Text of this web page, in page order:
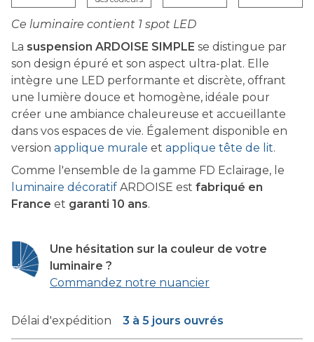
Ce luminaire contient 1 spot LED
La suspension ARDOISE SIMPLE se distingue par
son design épuré et son aspect ultra-plat. Elle
intègre une LED performante et discrète, offrant
une lumière douce et homogène, idéale pour
créer une ambiance chaleureuse et accueillante
dans vos espaces de vie. Également disponible en
version applique murale et applique tête de lit.
Comme l'ensemble de la gamme FD Eclairage, le
luminaire décoratif ARDOISE est fabriqué en
France et garanti 10 ans.
Une hésitation sur la couleur de votre
luminaire ?
Commandez notre nuancier
Délai d'expédition 3 à 5 jours ouvrés